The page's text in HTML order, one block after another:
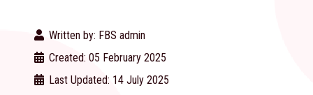
Written by: FBS admin
Created: 05 February 2025
Last Updated: 14 July 2025